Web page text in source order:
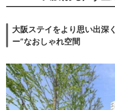
大阪ステイをより思い出深
ー”なおしゃれ空間